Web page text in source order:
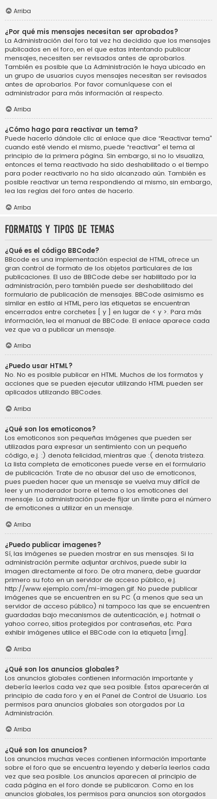
Arriba
¿Por qué mis mensajes necesitan ser aprobados?
La Administración del foro tal vez ha decidido que los mensajes
publicados en el foro, en el que estas intentando publicar
mensajes, necesiten ser revisados antes de aprobarlos.
También es posible que La Administración le haya ubicado en
un grupo de usuarios cuyos mensajes necesitan ser revisados
antes de aprobarlos. Por favor comuníquese con el
administrador para más información al respecto.
Arriba
¿Cómo hago para reactivar un tema?
Puede hacerlo dándole clic al enlace que dice “Reactivar tema”
cuando esté viendo el mismo, puede “reactivar” el tema al
principio de la primera página. Sin embargo, si no lo visualiza,
entonces el tema reactivado ha sido deshabilitado o el tiempo
para poder reactivarlo no ha sido alcanzado aún. También es
posible reactivar un tema respondiendo al mismo, sin embargo,
lea las reglas del foro antes de hacerlo.
Arriba
Formatos y tipos de temas
¿Qué es el código BBCode?
BBcode es una implementación especial de HTML, ofrece un
gran control de formato de los objetos particulares de las
publicaciones. El uso de BBCode debe ser habilitado por la
administración, pero también puede ser deshabilitado del
formulario de publicación de mensajes. BBCode asimismo es
similar en estilo al HTML, pero las etiquetas se encuentran
encerrados entre corchetes [ y ] en lugar de < y >. Para más
información, lea el manual de BBCode. El enlace aparece cada
vez que va a publicar un mensaje.
Arriba
¿Puedo usar HTML?
No. No es posible publicar en HTML. Muchos de los formatos y
acciones que se pueden ejecutar utilizando HTML pueden ser
aplicados utilizando BBCodes.
Arriba
¿Qué son los emoticonos?
Los emoticonos son pequeñas imágenes que pueden ser
utilizadas para expresar un sentimiento con un pequeño
código, e.j. :) denota felicidad, mientras que :( denota tristeza.
La lista completa de emoticones puede verse en el formulario
de publicación. Trate de no abusar del uso de emoticonos,
pues pueden hacer que un mensaje se vuelva muy difícil de
leer y un moderador borre el tema o los emoticones del
mensaje. La administración puede fijar un límite para el número
de emoticones a utilizar en un mensaje.
Arriba
¿Puedo publicar imagenes?
Sí, las imágenes se pueden mostrar en sus mensajes. Si la
administración permite adjuntar archivos, puede subir la
imagen directamente al foro. De otra manera, debe guardar
primero su foto en un servidor de acceso público, e.j.
http://www.ejemplo.com/mi-imagen.gif. No puede publicar
imágenes que se encuentren en su PC (a menos que sea un
servidor de acceso público) ni tampoco las que se encuentren
guardadas bajo mecanismos de autenticación, e.j. hotmail o
yahoo correo, sitios protegidos por contraseñas, etc. Para
exhibir imágenes utilice el BBCode con la etiqueta [img].
Arriba
¿Qué son los anuncios globales?
Los anuncios globales contienen información importante y
debería leerlos cada vez que sea posible. Éstos aparecerán al
principio de cada foro y en el Panel de Control de Usuario. Los
permisos para anuncios globales son otorgados por La
Administración.
Arriba
¿Qué son los anuncios?
Los anuncios muchas veces contienen información importante
sobre el foro que se encuentra leyendo y debería leerlos cada
vez que sea posible. Los anuncios aparecen al principio de
cada página en el foro donde se publicaron. Como en los
anuncios globales, los permisos para anuncios son otorgados